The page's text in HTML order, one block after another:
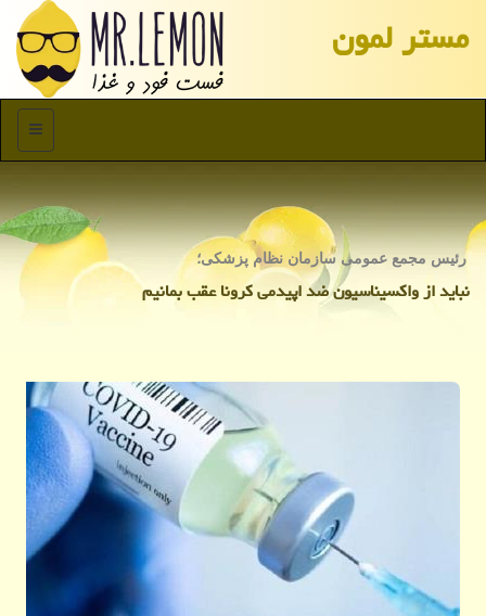
مستر لمون
منو
رئیس مجمع عمومی سازمان نظام پزشكی؛
نباید از واكسیناسیون ضد اپیدمی كرونا عقب بمانیم